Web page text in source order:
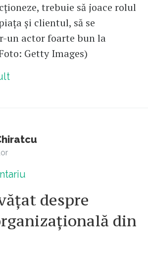
trebuie să joace rolul
și clientul, să se
un actor foarte bun la
Getty Images)
despre
din